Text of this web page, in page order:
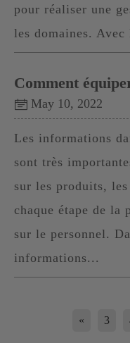
pour réaliser une
les domaines.
Comment
May 10, 2022
Les informations
sont très
sur les produits,
chaque étape de la
sur le personnel.
informations...
« 3